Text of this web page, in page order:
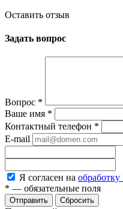
Оставить отзыв
Задать вопрос
Вопрос *
Ваше имя *
Контактный телефон *
E-mail
Я согласен на
* — обязательные поля
Сбросить